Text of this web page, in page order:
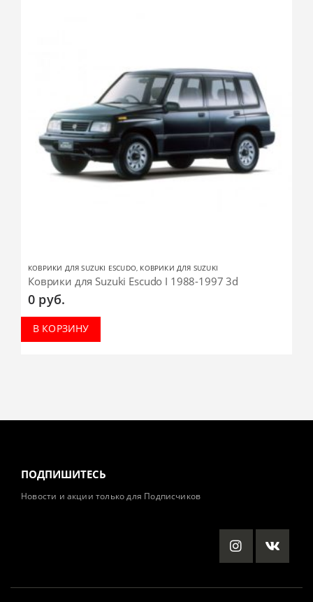
КОВРИКИ ДЛЯ SUZUKI ESCUDO, КОВРИКИ ДЛЯ SUZUKI
Коврики для Suzuki Escudo I 1988-1997 3d
0 руб.
В КОРЗИНУ
ПОДПИШИТЕСЬ
Новости и акции только для Подписчиков